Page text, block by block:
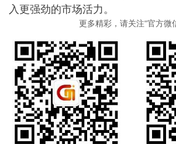
入更强劲的市场活力。
更多精彩，请关注“官方微